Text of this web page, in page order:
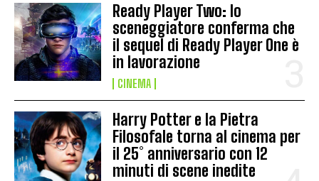
Ready Player Two: lo
sceneggiatore conferma che
il sequel di Ready Player One è
in lavorazione
CINEMA
Harry Potter e la Pietra
Filosofale torna al cinema per
il 25° anniversario con 12
minuti di scene inedite